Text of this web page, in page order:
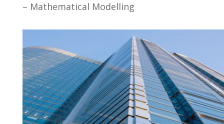
– Mathematical Modelling